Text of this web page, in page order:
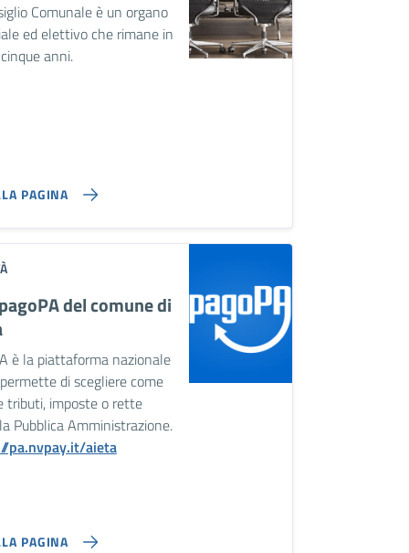
Comunale è un organo
ed elettivo che rimane in
anni.
PAGINA
del comune di
è la piattaforma nazionale
di scegliere come
tributi, imposte o rette
Pubblica Amministrazione.
pa.nvpay.it/aieta
PAGINA